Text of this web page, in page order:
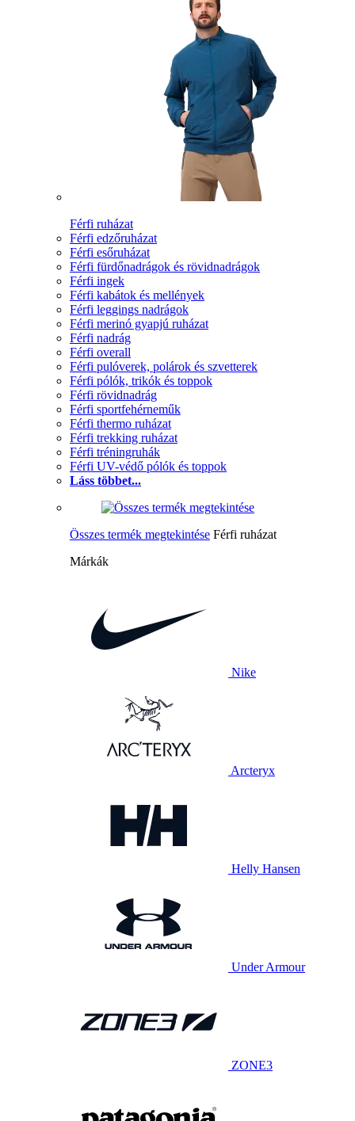
Férfi ruházat
Férfi edzőruházat
Férfi esőruházat
Férfi fürdőnadrágok és rövidnadrágok
Férfi ingek
Férfi kabátok és mellények
Férfi leggings nadrágok
Férfi merinó gyapjú ruházat
Férfi nadrág
Férfi overall
Férfi pulóverek, polárok és szvetterek
Férfi pólók, trikók és toppok
Férfi rövidnadrág
Férfi sportfehérneműk
Férfi thermo ruházat
Férfi trekking ruházat
Férfi tréningruhák
Férfi UV-védő pólók és toppok
Láss többet...
Összes termék megtekintése Férfi ruházat
Márkák
Nike
Arcteryx
Helly Hansen
Under Armour
ZONE3